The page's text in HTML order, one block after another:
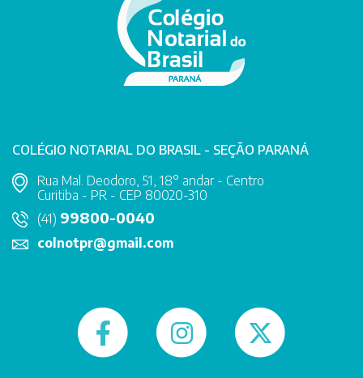
COLÉGIO NOTARIAL DO BRASIL - SEÇÃO PARANÁ
Rua Mal. Deodoro, 51, 18° andar - Centro
Curitiba - PR - CEP 80020-310
(41) 99800-0040
colnotpr@gmail.com